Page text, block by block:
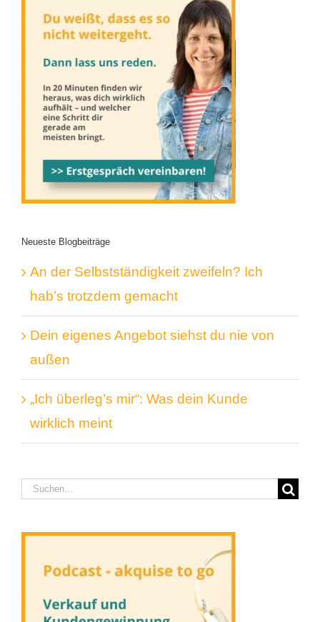
Neueste Blogbeiträge
An der Selbstständigkeit zweifeln? Ich
hab’s trotzdem gemacht
Dein eigenes Angebot siehst du nie von
außen
„Ich überleg’s mir“: Was dein Kunde
wirklich meint
Suche